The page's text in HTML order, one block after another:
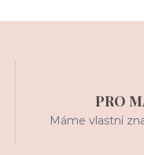
PRO
Máme vlastní